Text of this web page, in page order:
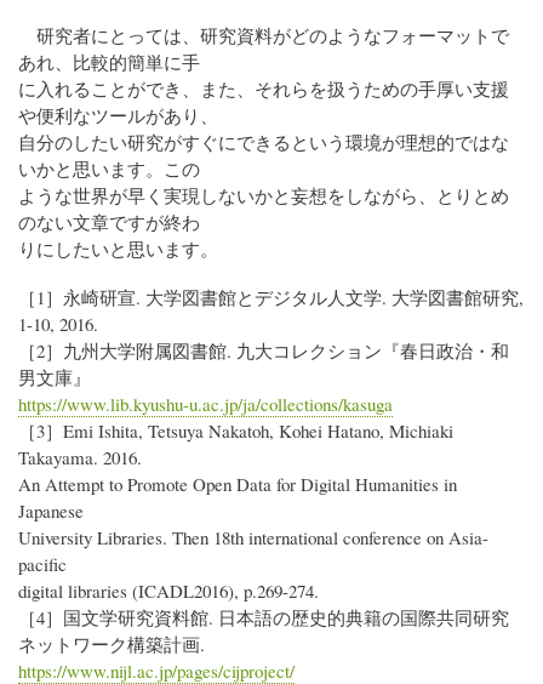
研究者にとっては、研究資料がどのようなフォーマットで
あれ、比較的簡単に手
に入れることができ、また、それらを扱うための手厚い支援
や便利なツールがあり、
自分のしたい研究がすぐにできるという環境が理想的ではな
いかと思います。この
ような世界が早く実現しないかと妄想をしながら、とりとめ
のない文章ですが終わ
りにしたいと思います。
［1］永崎研宣. 大学図書館とデジタル人文学. 大学図書館研究,
1-10, 2016.
［2］九州大学附属図書館. 九大コレクション『春日政治・和
男文庫』
https://www.lib.kyushu-u.ac.jp/ja/collections/kasuga
［3］Emi Ishita, Tetsuya Nakatoh, Kohei Hatano, Michiaki
Takayama. 2016.
An Attempt to Promote Open Data for Digital Humanities in
Japanese
University Libraries. Then 18th international conference on Asia-
pacific
digital libraries (ICADL2016), p.269-274.
［4］国文学研究資料館. 日本語の歴史的典籍の国際共同研究
ネットワーク構築計画.
https://www.nijl.ac.jp/pages/cijproject/